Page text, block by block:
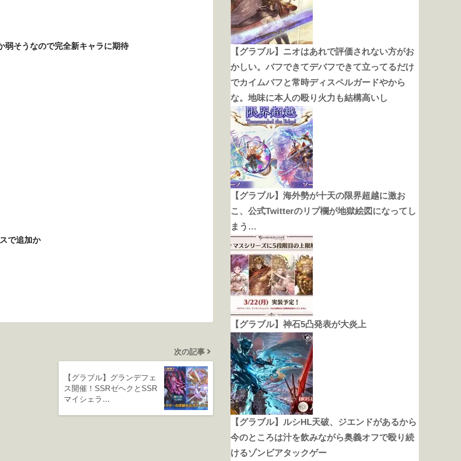
弱そうなので完全新キャラに期待
で追加か
次の記事
【グラブル】グランデフェ
ス開催！SSRゼヘクとSSR
マイシェラ…
【グラブル】ニオはあれで評価されない方がお
かしい。バフできてデバフできて立ってるだけ
でカイムバフと常時ディスペルガードやから
な。地味に本人の殴り火力も結構高いし
【グラブル】海外勢が十天の限界超越に激お
こ、公式Twitterのリプ欄が地獄絵図になってし
まう…
【グラブル】神石5凸発表が大炎上
【グラブル】ルシHL天破、ジエンドがあるから
今のところは汁を飲みながら奥義オフで殴り続
けるゾンビアタックゲー